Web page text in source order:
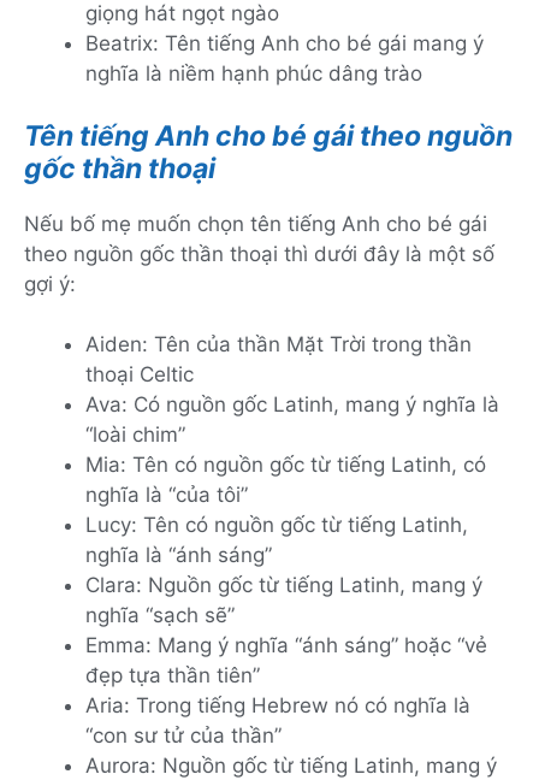
giọng hát ngọt ngào
Beatrix: Tên tiếng Anh cho bé gái mang ý
nghĩa là niềm hạnh phúc dâng trào
Tên tiếng Anh cho bé gái theo nguồn
gốc thần thoại
Nếu bố mẹ muốn chọn tên tiếng Anh cho bé gái
theo nguồn gốc thần thoại thì dưới đây là một số
gợi ý:
Aiden: Tên của thần Mặt Trời trong thần
thoại Celtic
Ava: Có nguồn gốc Latinh, mang ý nghĩa là
“loài chim”
Mia: Tên có nguồn gốc từ tiếng Latinh, có
nghĩa là “của tôi”
Lucy: Tên có nguồn gốc từ tiếng Latinh,
nghĩa là “ánh sáng”
Clara: Nguồn gốc từ tiếng Latinh, mang ý
nghĩa “sạch sẽ”
Emma: Mang ý nghĩa “ánh sáng” hoặc “vẻ
đẹp tựa thần tiên”
Aria: Trong tiếng Hebrew nó có nghĩa là
“con sư tử của thần”
Aurora: Nguồn gốc từ tiếng Latinh, mang ý